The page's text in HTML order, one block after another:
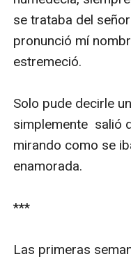
se trataba del
pronunció mí
estremeció.
Solo pude decirle
simplemente  salió
mirando como se
enamorada.
***
Las primeras